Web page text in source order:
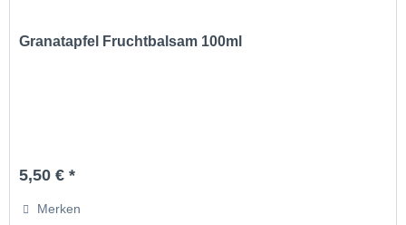
Granatapfel Fruchtbalsam 100ml
5,50 € *
Merken